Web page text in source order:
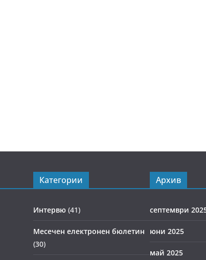
Категории
Интервю (41)
Месечен електронен бюлетин
(30)
Архив
септември
юни 2025
май 2025